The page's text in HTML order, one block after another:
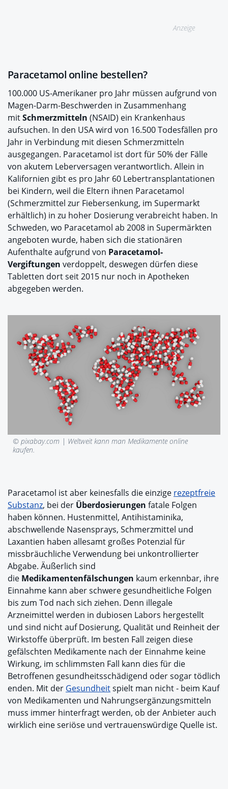
Anzeige
Paracetamol online bestellen?
100.000 US-Amerikaner pro Jahr müssen aufgrund von
Magen-Darm-Beschwerden in Zusammenhang
mitSchmerzmitteln (NSAID) ein Krankenhaus
aufsuchen. In den USA wird von 16.500 Todesfällen pro
Jahr in Verbindung mit diesen Schmerzmitteln
ausgegangen. Paracetamol ist dort für 50% der Fälle
von akutem Leberversagen verantwortlich. Allein in
Kalifornien gibt es pro Jahr 60 Lebertransplantationen
bei Kindern, weil die Eltern ihnen Paracetamol
(Schmerzmittel zur Fiebersenkung, im Supermarkt
erhältlich) in zu hoher Dosierung verabreicht haben. In
Schweden, wo Paracetamol ab 2008 in Supermärkten
angeboten wurde, haben sich die stationären
Aufenthalte aufgrund von Paracetamol-
Vergiftungen verdoppelt, deswegen dürfen diese
Tabletten dort seit 2015 nur noch in Apotheken
abgegeben werden.
© pixabay.com | Weltweit kann man Medikamente online
kaufen.
Paracetamol ist aber keinesfalls die einzige rezeptfreie
Substanz, bei der Überdosierungen fatale Folgen
haben können. Hustenmittel, Antihistaminika,
abschwellende Nasensprays, Schmerzmittel und
Laxantien haben allesamt großes Potenzial für
missbräuchliche Verwendung bei unkontrollierter
Abgabe. Äußerlich sind
die Medikamentenfälschungen kaum erkennbar, ihre
Einnahme kann aber schwere gesundheitliche Folgen
bis zum Tod nach sich ziehen. Denn illegale
Arzneimittel werden in dubiosen Labors hergestellt
und sind nicht auf Dosierung, Qualität und Reinheit der
Wirkstoffe überprüft. Im besten Fall zeigen diese
gefälschten Medikamente nach der Einnahme keine
Wirkung, im schlimmsten Fall kann dies für die
Betroffenen gesundheitsschädigend oder sogar tödlich
enden. Mit der Gesundheitspielt man nicht - beim Kauf
von Medikamenten und Nahrungsergänzungsmitteln
muss immer hinterfragt werden, ob der Anbieter auch
wirklich eine seriöse und vertrauenswürdige Quelle ist.